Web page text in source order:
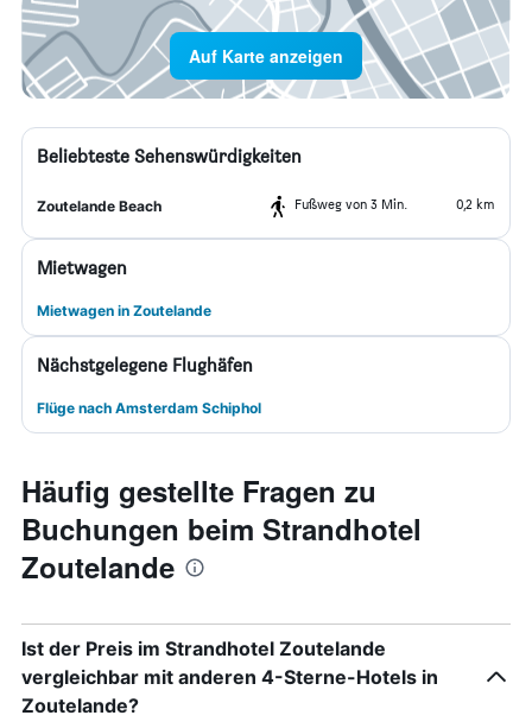
Auf Karte anzeigen
Beliebteste Sehenswürdigkeiten
Zoutelande Beach Fußweg von 3 Min. 0,2 km
Mietwagen
Mietwagen in Zoutelande
Nächstgelegene Flughäfen
Flüge nach Amsterdam Schiphol
Häufig gestellte Fragen zu
Buchungen beim Strandhotel
Zoutelande
Ist der Preis im Strandhotel Zoutelande
vergleichbar mit anderen 4-Sterne-Hotels in
Zoutelande?